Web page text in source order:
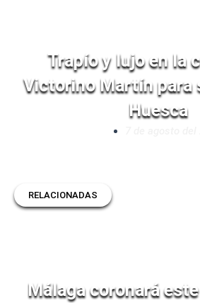
Trapío y lujo en la
Victorino Martín para
Huesca
RELACIONADAS
Málaga coronará